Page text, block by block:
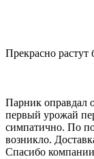
Прекрасно
Парник оправдал
первый урожай
симпатично. По
возникло.
Спасибо